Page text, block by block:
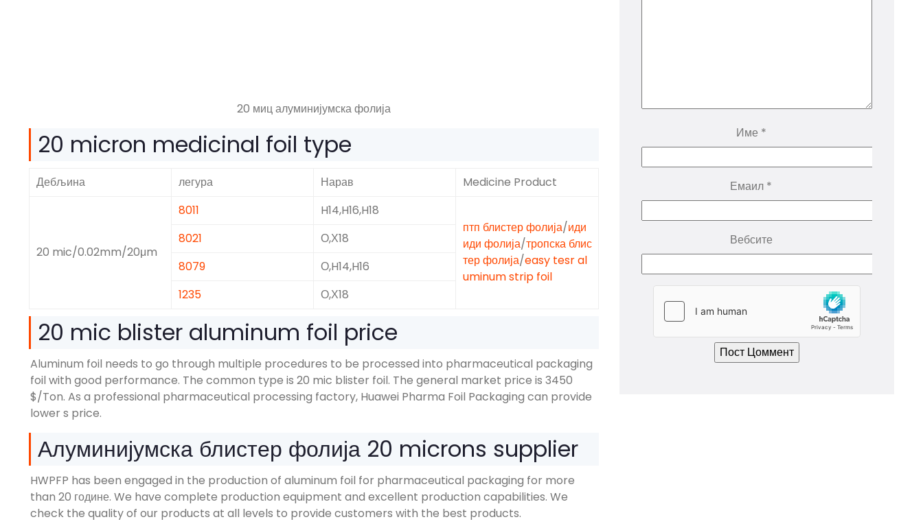
20 миц алуминијумска фолија
20 micron medicinal foil type
Дебљина легура Нарав Medicine Product
20 mic/0.02mm/20μm
8011
H14,H16,H18
птп блистер фолија/иди
иди фолија/тропска блис
тер фолија/easy tesr al
uminum strip foil
8021
О,Х18
8079
О,H14,H16
1235
О,Х18
20 mic blister aluminum foil price
Aluminum foil needs to go through multiple procedures to be processed into pharmaceutical packaging
foil with good performance. The common type is 20 mic blister foil. The general market price is 3450
$/Ton. As a professional pharmaceutical processing factory, Huawei Pharma Foil Packaging can provide
lower s price.
Алуминијумска блистер фолија 20 microns supplier
HWPFP has been engaged in the production of aluminum foil for pharmaceutical packaging for more
than 20 године. We have complete production equipment and excellent production capabilities. We
check the quality of our products at all levels to provide customers with the best products.
Име *
Емаил *
Вебсите